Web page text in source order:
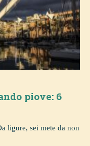
piove: 6
ligure, sei mete da non